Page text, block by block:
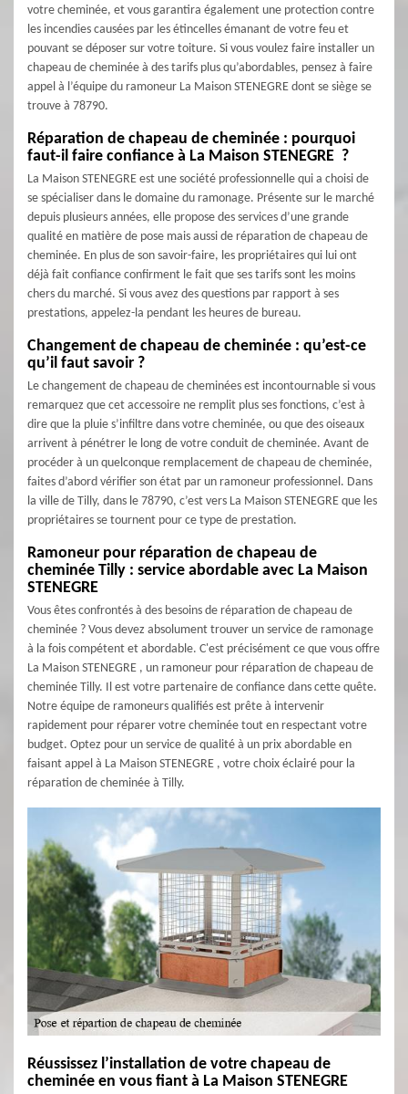
votre cheminée, et vous garantira également une protection contre
les incendies causées par les étincelles émanant de votre feu et
pouvant se déposer sur votre toiture. Si vous voulez faire installer un
chapeau de cheminée à des tarifs plus qu’abordables, pensez à faire
appel à l’équipe du ramoneur La Maison STENEGRE dont se siège se
trouve à 78790.
Réparation de chapeau de cheminée : pourquoi
faut-il faire confiance à La Maison STENEGRE ?
La Maison STENEGRE est une société professionnelle qui a choisi de
se spécialiser dans le domaine du ramonage. Présente sur le marché
depuis plusieurs années, elle propose des services d’une grande
qualité en matière de pose mais aussi de réparation de chapeau de
cheminée. En plus de son savoir-faire, les propriétaires qui lui ont
déjà fait confiance confirment le fait que ses tarifs sont les moins
chers du marché. Si vous avez des questions par rapport à ses
prestations, appelez-la pendant les heures de bureau.
Changement de chapeau de cheminée : qu’est-ce
qu’il faut savoir ?
Le changement de chapeau de cheminées est incontournable si vous
remarquez que cet accessoire ne remplit plus ses fonctions, c’est à
dire que la pluie s’infiltre dans votre cheminée, ou que des oiseaux
arrivent à pénétrer le long de votre conduit de cheminée. Avant de
procéder à un quelconque remplacement de chapeau de cheminée,
faites d’abord vérifier son état par un ramoneur professionnel. Dans
la ville de Tilly, dans le 78790, c’est vers La Maison STENEGRE que les
propriétaires se tournent pour ce type de prestation.
Ramoneur pour réparation de chapeau de
cheminée Tilly : service abordable avec La Maison
STENEGRE
Vous êtes confrontés à des besoins de réparation de chapeau de
cheminée ? Vous devez absolument trouver un service de ramonage
à la fois compétent et abordable. C'est précisément ce que vous offre
La Maison STENEGRE , un ramoneur pour réparation de chapeau de
cheminée Tilly. Il est votre partenaire de confiance dans cette quête.
Notre équipe de ramoneurs qualifiés est prête à intervenir
rapidement pour réparer votre cheminée tout en respectant votre
budget. Optez pour un service de qualité à un prix abordable en
faisant appel à La Maison STENEGRE , votre choix éclairé pour la
réparation de cheminée à Tilly.
Réussissez l’installation de votre chapeau de
cheminée en vous fiant à La Maison STENEGRE